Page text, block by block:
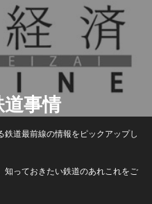
事情
道最前線の情報をピックアップし
知っておきたい鉄道のあれこれをご